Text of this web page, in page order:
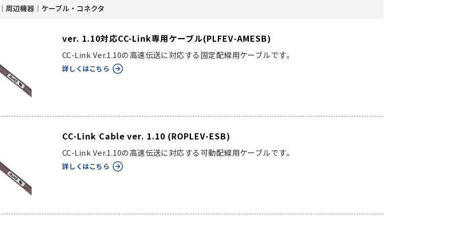
周辺機器｜ケーブル・コネクタ
ver. 1.10対応CC-Link専用ケーブル(PLFEV-AMESB)
CC-Link Ver.1.10の高速伝送に対応する固定配線用ケーブルです。
詳しくはこちら
CC-Link Cable ver. 1.10 (ROPLEV-ESB)
CC-Link Ver.1.10の高速伝送に対応する可動配線用ケーブルです。
詳しくはこちら